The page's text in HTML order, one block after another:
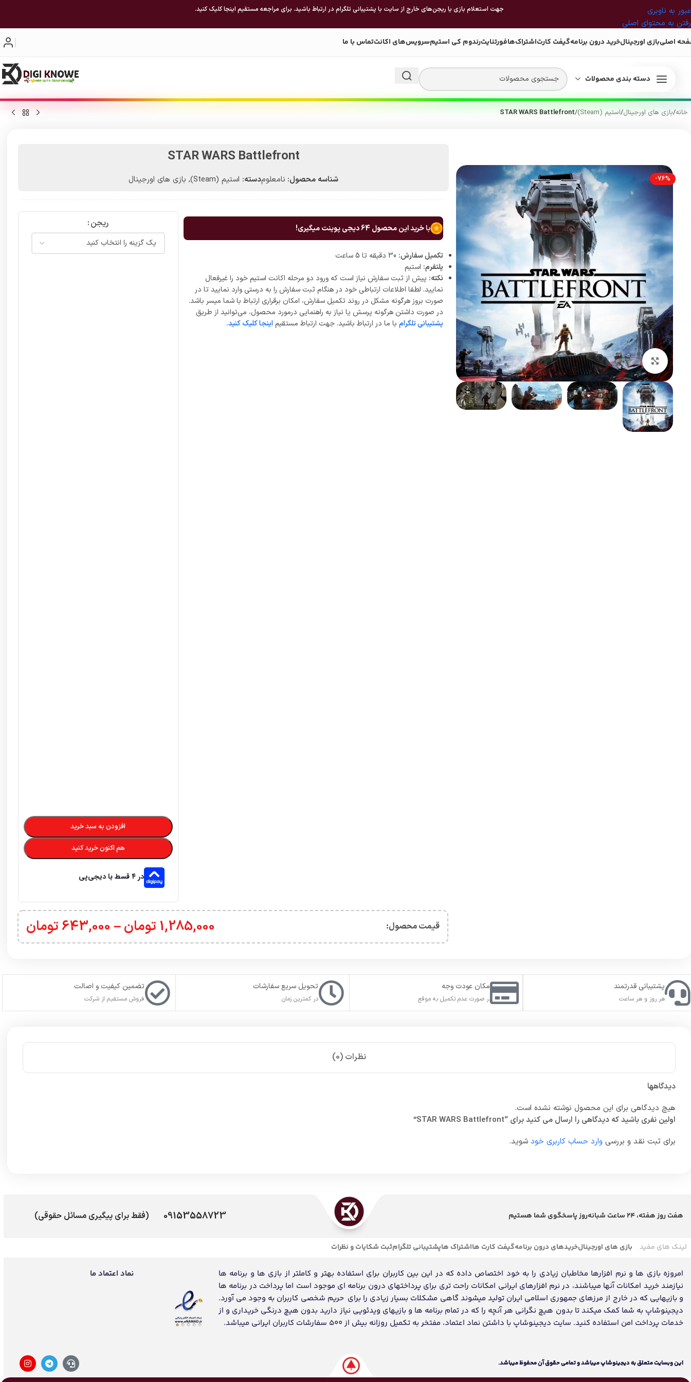
عبور به ناوبری
رفتن به محتوای اصلی
جهت استعلام بازی یا ریجن‌های خارج از سایت با پشتیبانی تلگرام در ارتباط باشید. برای مراجعه مستقیم اینجا کلیک کنید.
اصلیبازی اورجینالخرید درون برنامهگیفت کارتاشتراک‌هافورتنایترندوم کی استیمسرویس‌های اکانتتماس با ما
دسته بندی محصولات
خانه/بازی های اورجینال/استیم (Steam) /
STAR WARS Battlefront
-76%
بزرگنمایی تصویر
STAR WARS Battlefront
شناسه محصول: نامعلومدسته: استیم (Steam) , بازی های اورجینال
با خرید این محصول64دیجی پوینت میگیری!
تکمیل سفارش:
پلتفرم: استیم
نکته: پیش از ثبت سفارش نیاز است که ورود دو مرحله اکانت استیم خود را غیرفعال
نمایید. لطفا اطلاعات ارتباطی خود در هنگام ثبت سفارش را به درستی وارد نمایید تا در
صورت بروز هرگونه مشکل در روند تکمیل سفارش، امکان برقراری ارتباط با شما میسر باشد.
در صورت داشتن هرگونه پرسش یا نیاز به راهنمایی درمورد محصول، می‌توانید از طریق
پشتیبانی تلگرامبا ما در ارتباط باشید. جهت ارتباط مستقیم اینجا کلیک کنید.
ریجن
افزودن به سبد خرید
هم اکنون خرید کنید
در ۴ قسط با دیجی‌پی
قیمت محصول:​ 1,285,000 تومان–
643,000تومان
پشتیبانی قدرتمند
هر روز و هر ساعت
امکان عودت وجه
در صورت عدم تکمیل به موقع
تحویل سریع سفارشات
در کمترین زمان
تضمین کیفیت و اصالت
فروش مستقیم از شرکت
نظرات (0)
دیدگاهها
هیچ دیدگاهی برای این محصول نوشته نشده است.
اولین نفری باشید که دیدگاهی را ارسال می کنید برای “STAR WARS Battlefront”
برای ثبت نقد و بررسی وارد حساب کاربری خود شوید.
هفت روز هفته، 24 ساعت شبانه‌روز پاسخگوی شما هستیم 09153558723 (فقط برای پیگیری مسائل حقوقی)
لینک های مفید بازی های اورجینالخریدهای درون برنامهگیفت کارت هااشتراک هاپشتیبانی تلگرامثبت شکایات و نظرات
امروزه بازی ها و نرم افزارها مخاطبان زیادی را به خود اختصاص داده که در این بین کاربران برای استفاده بهتر و کاملتر از بازی ها و برنامه ها
نیازمند خرید امکانات آنها میباشند، در نرم افزارهای ایرانی امکانات راحت تری برای پرداختهای درون برنامه ای موجود است اما پرداخت در برنامه ها
و بازیهایی که در خارج از مرزهای جمهوری اسلامی ایران تولید میشوند گاهی مشکلات بسیار زیادی را برای حریم شخصی کاربران به وجود می آورد.
دیجینوشاپ به شما کمک میکند تا بدون هیچ نگرانی هر آنچه را که در تمام برنامه ها و بازیهای ویدئویی نیاز دارید بدون هیچ درنگی خریداری و از
خدمات پرداخت امن استفاده کنید. سایت دیجینوشاپ با داشتن نماد اعتماد، مفتخر به تکمیل روزانه بیش از 500 سفارشات کاربران ایرانی میباشد.
نماد اعتماد ما
اين وبسايت متعلق به دیجینوشاپ ميباشد و تمامی حقوق آن محفوظ ميباشد.